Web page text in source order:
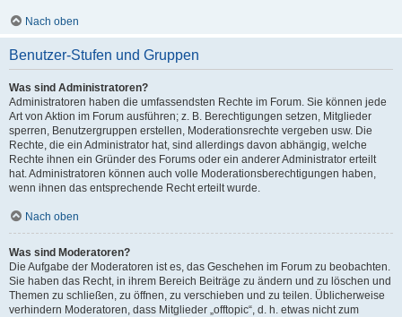
Nach oben
Benutzer-Stufen und Gruppen
Was sind Administratoren?
Administratoren haben die umfassendsten Rechte im Forum. Sie können jede
Art von Aktion im Forum ausführen; z. B. Berechtigungen setzen, Mitglieder
sperren, Benutzergruppen erstellen, Moderationsrechte vergeben usw. Die
Rechte, die ein Administrator hat, sind allerdings davon abhängig, welche
Rechte ihnen ein Gründer des Forums oder ein anderer Administrator erteilt
hat. Administratoren können auch volle Moderationsberechtigungen haben,
wenn ihnen das entsprechende Recht erteilt wurde.
Nach oben
Was sind Moderatoren?
Die Aufgabe der Moderatoren ist es, das Geschehen im Forum zu beobachten.
Sie haben das Recht, in ihrem Bereich Beiträge zu ändern und zu löschen und
Themen zu schließen, zu öffnen, zu verschieben und zu teilen. Üblicherweise
verhindern Moderatoren, dass Mitglieder „offtopic“, d. h. etwas nicht zum